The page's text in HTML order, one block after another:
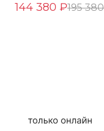
144 380 ₽195